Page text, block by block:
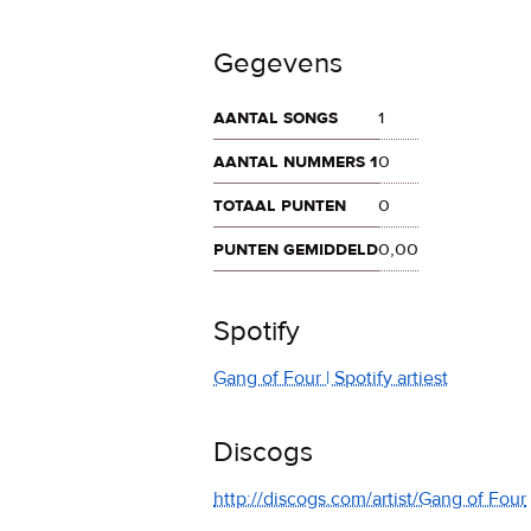
Gegevens
aantal songs
1
aantal nummers 10
totaal punten
0
punten gemiddeld0,00
Spotify
Gang of Four | Spotify artiest
Discogs
http://discogs.com/artist/Gang of Four